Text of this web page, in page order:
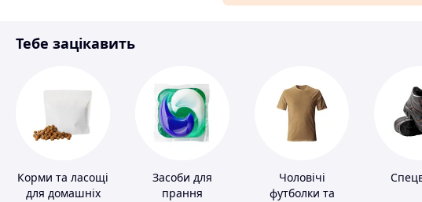
Спорт і відпочинок
Тебе зацікавить
Корми та ласощі
для домашніх
Засоби для
прання
Чоловічі
футболки та